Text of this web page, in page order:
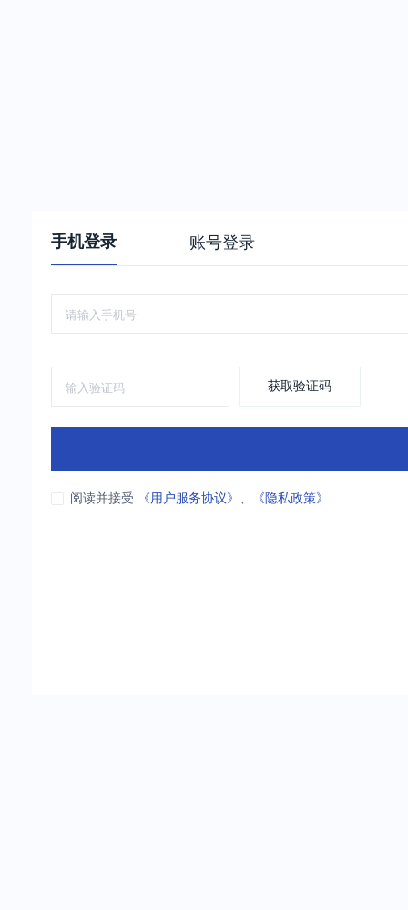
手机登录 账号登录
获取验证码
阅读并接受 《用户服务协议》 、 《隐私政策》